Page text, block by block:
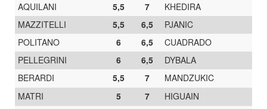
AQUILANI
5,5 7
KHEDIRA
MAZZITELLI
5,5 6,5
PJANIC
POLITANO
6 6,5
CUADRADO
PELLEGRINI
6 6,5
DYBALA
BERARDI
5,5 7
MANDZUKIC
MATRI
5 7 HIGUAIN